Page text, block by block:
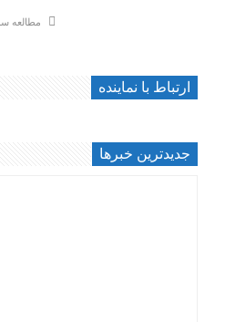
مطالعه
ارتباط با نماینده
جديدترين خبرها